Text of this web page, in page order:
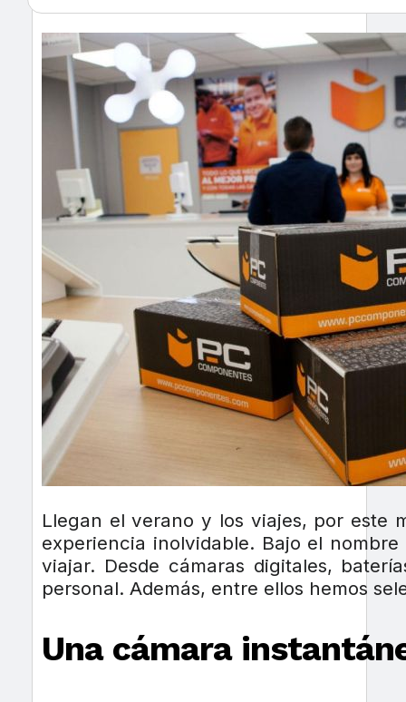
Llegan el verano y los viajes, por este
experiencia inolvidable. Bajo el nombre
viajar. Desde cámaras digitales,
personal. Además, entre ellos hemos
Una cámara